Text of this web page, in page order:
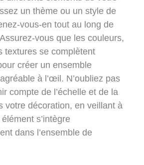
un thème ou un style de
vous-en tout au long de
vous que les couleurs,
textures se complètent
créer un ensemble
à l’œil. N’oubliez pas
compte de l’échelle et de la
votre décoration, en veillant à
s’intègre
dans l’ensemble de